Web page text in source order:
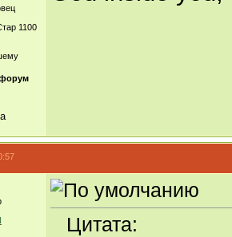
1100
Цитата: